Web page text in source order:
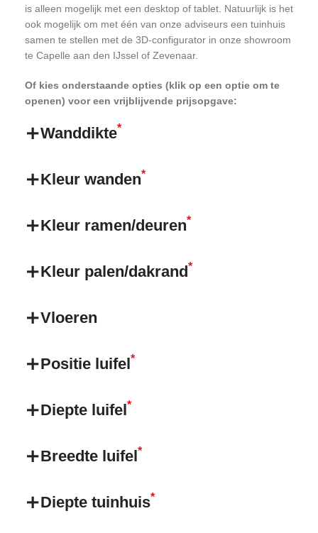
is alleen mogelijk met een desktop of tablet. Natuurlijk is het
ook mogelijk om met één van onze adviseurs een tuinhuis
samen te stellen met de 3D-configurator in onze showroom
te Capelle aan den IJssel of Zevenaar.
Of kies onderstaande opties (klik op een optie om te
openen) voor een vrijblijvende prijsopgave:
Wanddikte*
Kleur wanden*
Kleur ramen/deuren*
Kleur palen/dakrand *
Vloeren
Positie luifel *
Diepte luifel *
Breedte luifel *
Diepte tuinhuis*